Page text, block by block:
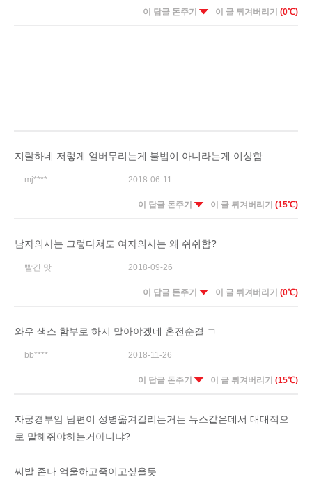
이 답글 돈주기 이 글 튀겨버리기 (0℃)
지랄하네 저렇게 얼버무리는게 불법이 아니라는게 이상함
mj**** 2018-06-11
이 답글 돈주기 이 글 튀겨버리기 (15℃)
남자의사는 그렇다쳐도 여자의사는 왜 쉬쉬함?
빨간 맛 2018-09-26
이 답글 돈주기 이 글 튀겨버리기 (0℃)
와우 색스 함부로 하지 말아야겠네 혼전순결 ㄱ
bb**** 2018-11-26
이 답글 돈주기 이 글 튀겨버리기 (15℃)
자궁경부암 남편이 성병옮겨걸리는거는 뉴스같은데서 대대적으
로 말해줘야하는거아니냐?
씨발 존나 억울하고죽이고싶을듯